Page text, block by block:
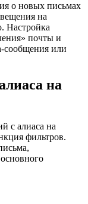
о новых письмах
на
Настройка
почты и
сообщения или
на
с алиаса на
фильтров.